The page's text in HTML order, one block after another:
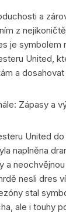
a
z
je symbolem
United,
a
Zápasy a
United
naplněna
a
nesli dres
stal
ale i touhy